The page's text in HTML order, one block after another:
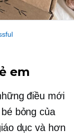
em
điều mới
bỏng của
dục và hơn